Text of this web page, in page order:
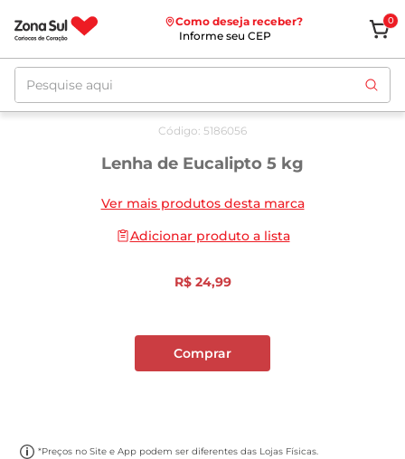
Como deseja receber?
Informe seu CEP
0
Pesquise aqui
Código: 5186056
Lenha de Eucalipto 5 kg
Ver mais produtos desta marca
Adicionar produto a lista
R$ 24,99
Comprar
*Preços no Site e App podem ser diferentes das Lojas Físicas.